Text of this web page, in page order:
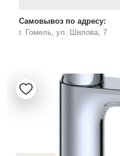
Самовывоз по адресу:
г. Гомель, ул. Шилова, 7